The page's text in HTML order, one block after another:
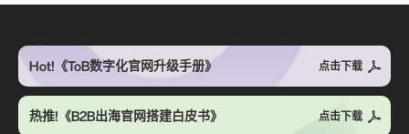
Hot!《ToB数字化官网升级手册》 点击下载
热推!《B2B出海官网搭建白皮书》 点击下载